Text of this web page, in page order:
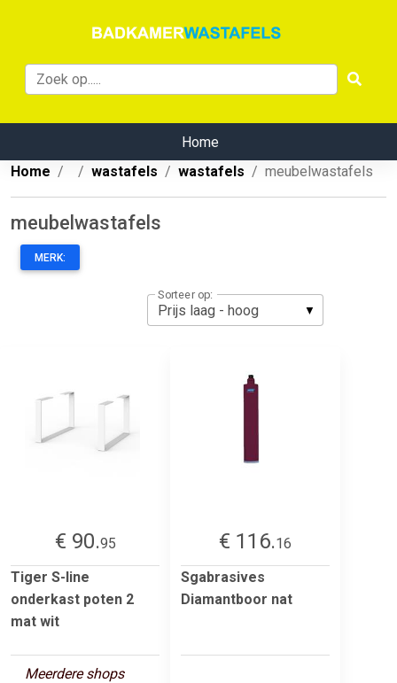
Home
Home
wastafels wastafels meubelwastafels
meubelwastafels
MERK:
Sorteer op:
€ 90.95
Tiger S-line
onderkast poten 2
mat wit
Meerdere shops
€ 116.16
Sgabrasives
Diamantboor nat